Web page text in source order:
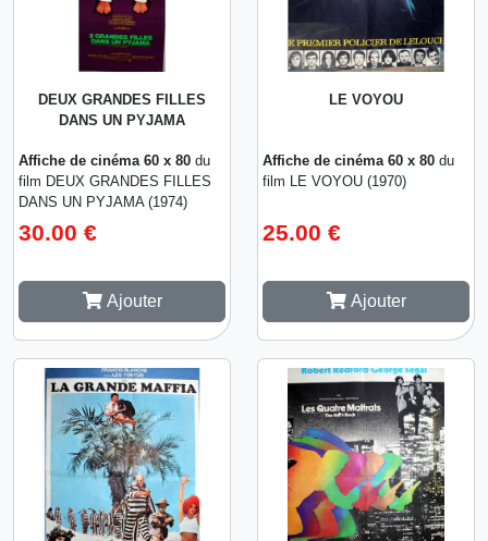
DEUX GRANDES FILLES
DANS UN PYJAMA
Affiche de cinéma 60 x 80 du
film DEUX GRANDES FILLES
DANS UN PYJAMA (1974)
30.00 €
Ajouter
LE VOYOU
Affiche de cinéma 60 x 80 du
film LE VOYOU (1970)
25.00 €
Ajouter